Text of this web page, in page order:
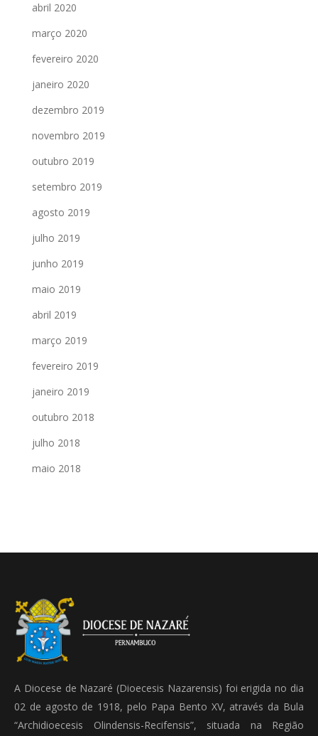
abril 2020
março 2020
fevereiro 2020
janeiro 2020
dezembro 2019
novembro 2019
outubro 2019
setembro 2019
agosto 2019
julho 2019
junho 2019
maio 2019
abril 2019
março 2019
fevereiro 2019
janeiro 2019
outubro 2018
julho 2018
maio 2018
A Diocese de Nazaré (Dioecesis Nazarensis) foi erigida no dia
02 de agosto de 1918, pelo Papa Bento XV, através da Bula
“Archidioecesis Olindensis-Recifensis”, situada na Região